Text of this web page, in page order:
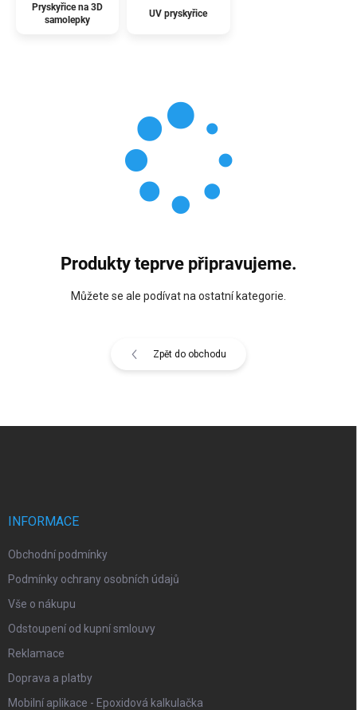
Pryskyřice na 3D
samolepky
UV pryskyřice
Produkty teprve připravujeme.
Můžete se ale podívat na ostatní kategorie.
Zpět do obchodu
INFORMACE
Obchodní podmínky
Podmínky ochrany osobních údajů
Vše o nákupu
Odstoupení od kupní smlouvy
Reklamace
Doprava a platby
Mobilní aplikace - Epoxidová kalkulačka